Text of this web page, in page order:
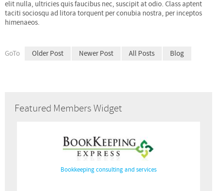
elit nulla, ultricies quis faucibus nec, suscipit at odio. Class aptent
taciti sociosqu ad litora torquent per conubia nostra, per inceptos
himenaeos.
GoTo Older Post Newer Post All Posts Blog
Featured Members Widget
Bookkeeping consulting and services